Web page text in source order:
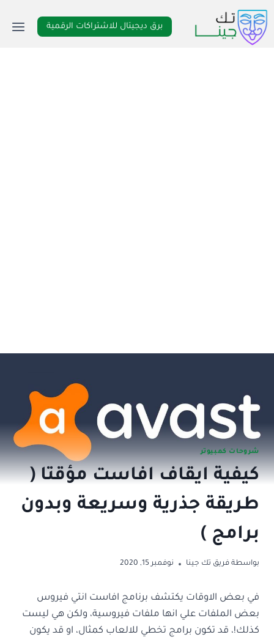
التجاوز
إلى
المحتوى
برق ديجيتال للاشتراكات الرقمية
شروحات كمبيوتر
كيفية ايقاف افاست مؤقتا (
طريقة جذرية وسريعة وبدون
برامج )
بواسطة فريق تك جينا نوفمبر 15, 2020
في بعض الاوقات يكتشف برنامج افاست انتي فيروس
بعض الملفات علي انها ملفات فيروسية، ولكن هي ليست
كذلك!، قد تكون برامج تخطي للالعاب كمثال، او قد يكون